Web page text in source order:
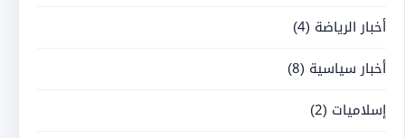
أخبار الرياضة (4)
أخبار سياسية (8)
إسلاميات (2)